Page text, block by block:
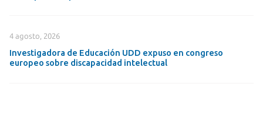
4 agosto, 2026
Investigadora de Educación UDD expuso en congreso
europeo sobre discapacidad intelectual